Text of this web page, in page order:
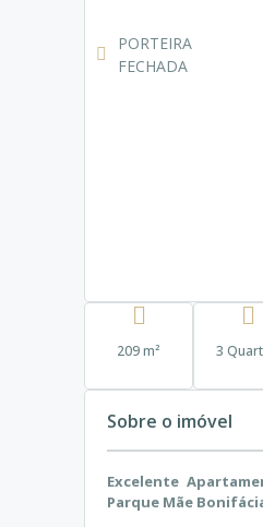
PORTEIRA
FECHADA
209 m² 3
Sobre o imóvel
Excelente
Parque Mãe